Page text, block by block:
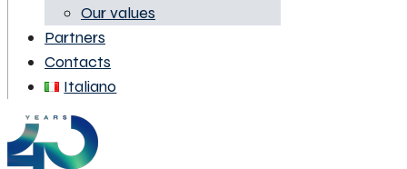
Our values
Partners
Contacts
Italiano